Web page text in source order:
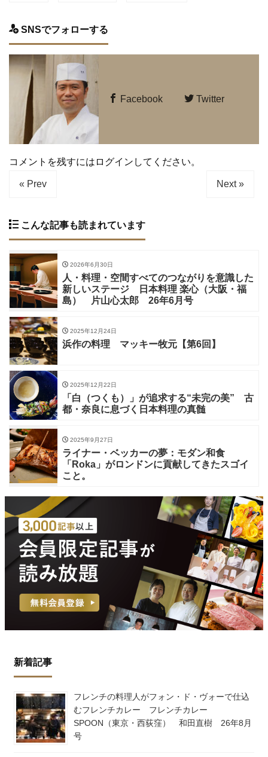
SNSでフォローする
Facebook Twitter
コメントを残すにはログインしてください。
« Prev Next »
こんな記事も読まれています
2026年6月30日
人・料理・空間すべてのつながりを意識した
新しいステージ 日本料理 楽心（大阪・福
島） 片山心太郎 26年6月号
2025年12月24日
浜作の料理 マッキー牧元【第6回】
2025年12月22日
「白（つくも）」が追求する“未完の美” 古
都・奈良に息づく日本料理の真髄
2025年9月27日
ライナー・ベッカーの夢：モダン和食
「Roka」がロンドンに貢献してきたスゴイ
こと。
新着記事
フレンチの料理人がフォン・ド・ヴォーで仕込
むフレンチカレー フレンチカレー
SPOON（東京・西荻窪） 和田直樹 26年8月
号